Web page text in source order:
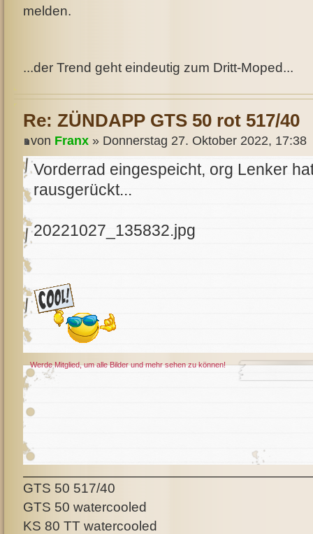
melden.
...der Trend geht eindeutig zum Dritt-Moped...
Re: ZÜNDAPP GTS 50 rot 517/40
von Franx » Donnerstag 27. Oktober 2022, 17:38
Vorderrad eingespeicht, org Lenker
rausgerückt...
20221027_135832.jpg
Werde Mitglied, um alle Bilder und mehr sehen zu können!
GTS 50 517/40
GTS 50 watercooled
KS 80 TT watercooled